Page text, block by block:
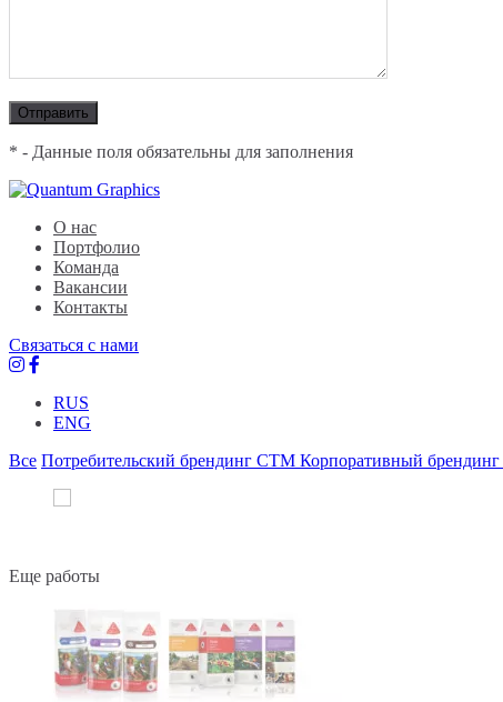
* - Данные поля обязательны для заполнения
Quantum Graphics
Брендинговое агентство
О нас
Портфолио
Команда
Вакансии
Контакты
Связаться с нами
RUS
ENG
Все Потребительский брендинг СТМ Корпоративный брендинг
Еще работы